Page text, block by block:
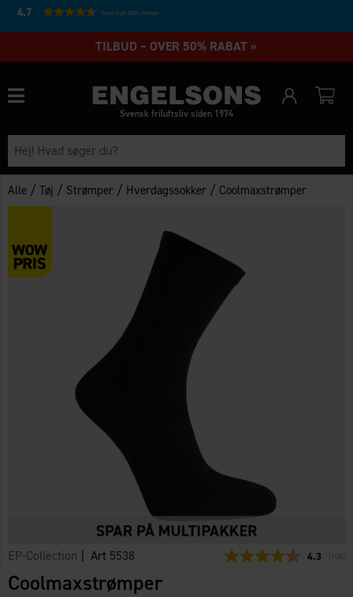
4.7 Baseret på 27231 stemmer
TILBUD – OVER 50% RABAT »
Svensk friluftsliv siden 1974
Alle /Tøj / Strømper / Hverdagssokker / Coolmaxstrømper
EP-Collection | Art 5538 4.3 108
Coolmaxstrømper